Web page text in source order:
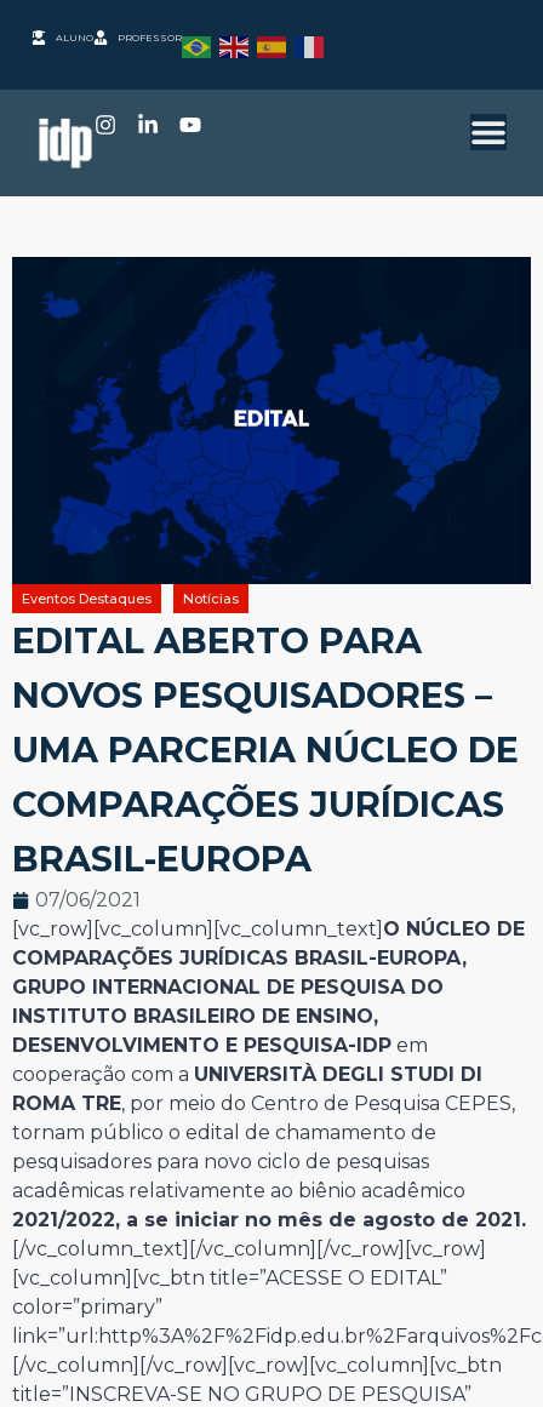
ALUNO PROFESSOR
Eventos Destaques Notícias
EDITAL ABERTO PARA
NOVOS PESQUISADORES –
UMA PARCERIA NÚCLEO DE
COMPARAÇÕES JURÍDICAS
BRASIL-EUROPA
07/06/2021
[vc_row][vc_column][vc_column_text] O NÚCLEO DE
COMPARAÇÕES JURÍDICAS BRASIL-EUROPA,
GRUPO INTERNACIONAL DE PESQUISA DO
INSTITUTO BRASILEIRO DE ENSINO,
DESENVOLVIMENTO E PESQUISA-IDP em
cooperação com a UNIVERSITÀ DEGLI STUDI DI
ROMA TRE, por meio do Centro de Pesquisa CEPES,
tornam público o edital de chamamento de
pesquisadores para novo ciclo de pesquisas
acadêmicas relativamente ao biênio acadêmico
2021/2022, a se iniciar no mês de agosto de 2021.
[/vc_column_text][/vc_column][/vc_row][vc_row]
[vc_column][vc_btn title=”ACESSE O EDITAL”
color=”primary”
[/vc_column][/vc_row][vc_row][vc_column][vc_btn
title=”INSCREVA-SE NO GRUPO DE PESQUISA”